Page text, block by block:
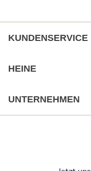
KUNDENSERVICE
HEINE
UNTERNEHMEN